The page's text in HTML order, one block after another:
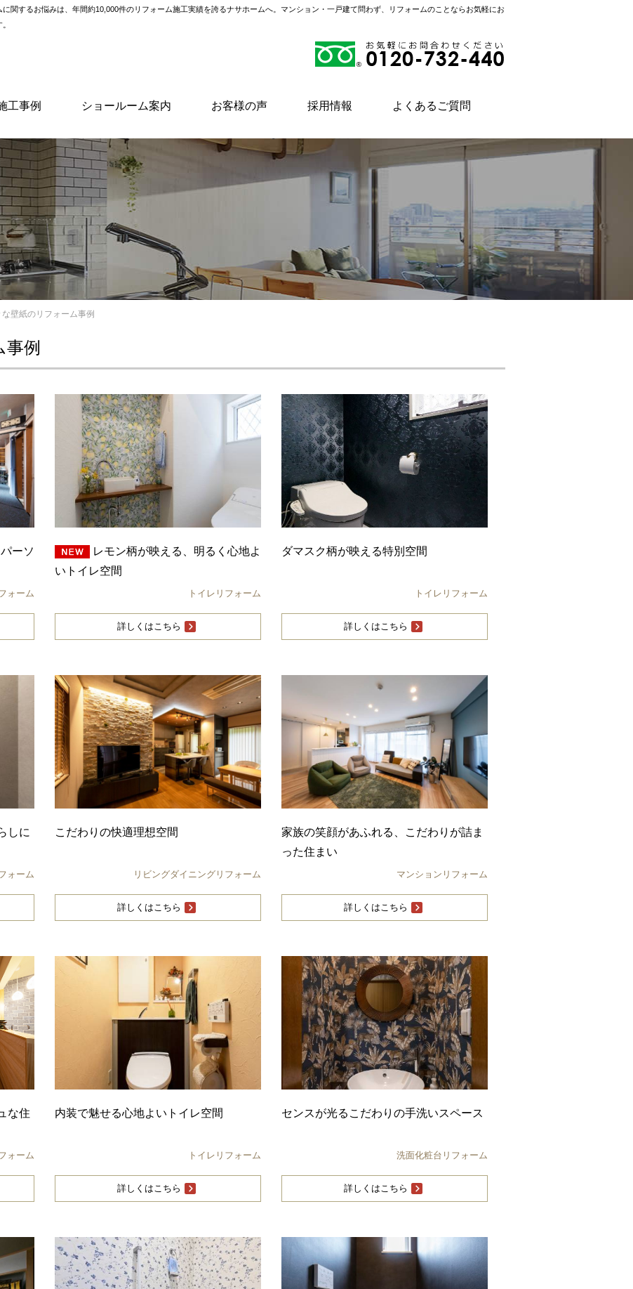
関するお悩みは、年間約10,000件のリフォーム施工実績を誇るナサホームへ。マンション・一戸建て問わず、リフォームのことならお気軽にお
工事例 ショールーム案内 お客様の声 採用情報 よくあるご質問
な壁紙のリフォーム事例
例
ーソ
ォーム
レモン柄が映える、明るく心地よ
いトイレ空間
トイレリフォーム
詳しくはこちら
ダマスク柄が映える特別空間
トイレリフォーム
詳しくはこちら
しに
ォーム
こだわりの快適理想空間
リビングダイニングリフォーム
詳しくはこちら
家族の笑顔があふれる、こだわりが詰ま
った住まい
マンションリフォーム
詳しくはこちら
な住
ォーム
内装で魅せる心地よいトイレ空間
トイレリフォーム
詳しくはこちら
センスが光るこだわりの手洗いスペース
洗面化粧台リフォーム
詳しくはこちら